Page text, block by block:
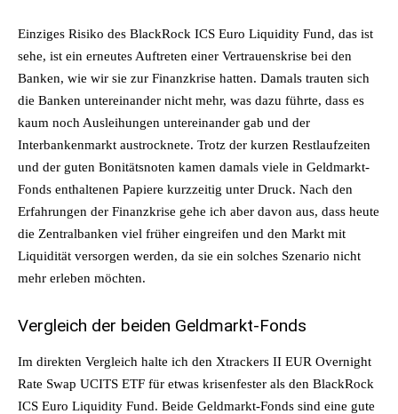
Einziges Risiko des BlackRock ICS Euro Liquidity Fund, das ist
sehe, ist ein erneutes Auftreten einer Vertrauenskrise bei den
Banken, wie wir sie zur Finanzkrise hatten. Damals trauten sich
die Banken untereinander nicht mehr, was dazu führte, dass es
kaum noch Ausleihungen untereinander gab und der
Interbankenmarkt austrocknete. Trotz der kurzen Restlaufzeiten
und der guten Bonitätsnoten kamen damals viele in Geldmarkt-
Fonds enthaltenen Papiere kurzzeitig unter Druck. Nach den
Erfahrungen der Finanzkrise gehe ich aber davon aus, dass heute
die Zentralbanken viel früher eingreifen und den Markt mit
Liquidität versorgen werden, da sie ein solches Szenario nicht
mehr erleben möchten.
Vergleich der beiden Geldmarkt-Fonds
Im direkten Vergleich halte ich den Xtrackers II EUR Overnight
Rate Swap UCITS ETF für etwas krisenfester als den BlackRock
ICS Euro Liquidity Fund. Beide Geldmarkt-Fonds sind eine gute